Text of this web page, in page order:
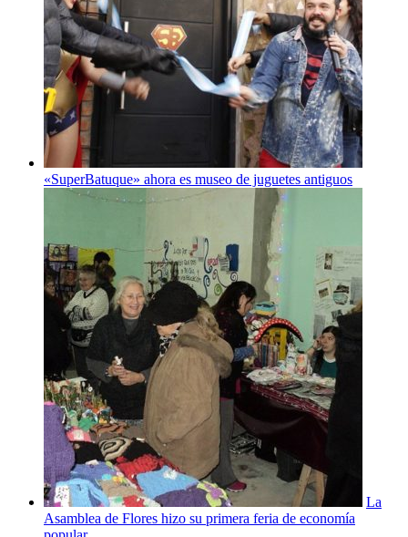
«SuperBatuque» ahora es museo de juguetes antiguos
La
Asamblea de Flores hizo su primera feria de economía